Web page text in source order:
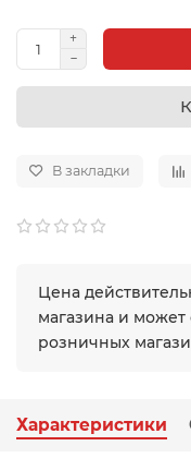
В закладки
Цена
магазина и может
розничных
Характеристики